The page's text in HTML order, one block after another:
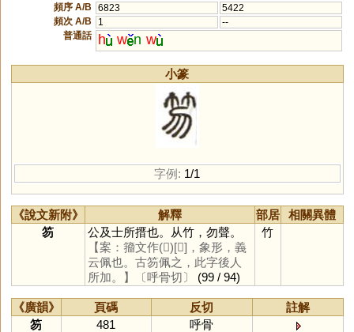
頻序 A/B
6823
5422
頻次 A/B
1
--
普通話
h w n w
小篆
字例: 1/1
《說文新附》 解釋 部居
相關異體
笏
公及士所搢也。从竹，勿聲。
【案：籀文作(𡇉)[𡆷]，象形，義
云佩也。古笏佩之，此字後人
所加。】
〔呼骨切〕 (99 / 94)
竹
《廣韻》 頁碼 反切
註解
笏
481
呼骨